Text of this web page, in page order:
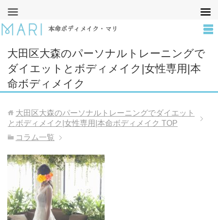
本命ボディメイク・マリ
大田区大森のパーソナルトレーニングで
ダイエットとボディメイク|女性専用|本
命ボディメイク
大田区大森のパーソナルトレーニングでダイエット
とボディメイク|女性専用|本命ボディメイク TOP
コラム一覧